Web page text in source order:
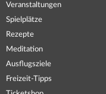
Veranstaltungen
Spielplätze
Rezepte
Meditation
Ausflugsziele
Freizeit-Tipps